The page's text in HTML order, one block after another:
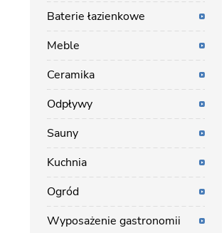
Baterie łazienkowe
Meble
Ceramika
Odpływy
Sauny
Kuchnia
Ogród
Wyposażenie gastronomii